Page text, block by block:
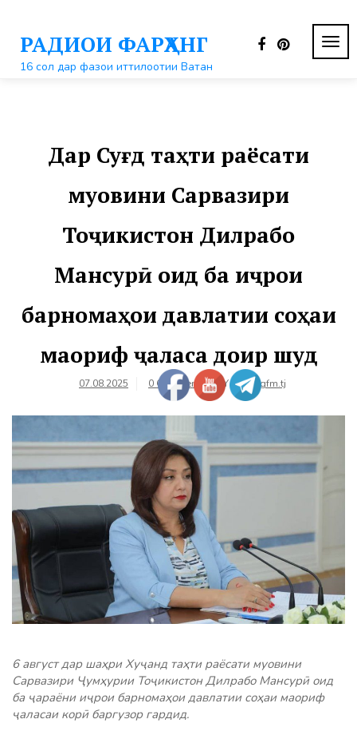
контентуРАДИОИ ФАРҲАНГ
16 сол дар фазои иттилоотии Ватан
Дар Суғд таҳти раёсати
муовини Сарвазири
Тоҷикистон Дилрабо
Мансурӣ оид ба иҷрои
барномаҳои давлатии соҳаи
маориф ҷаласа доир шуд
07.08.2025 0 Comments BY farhangfm.tj
6 август дар шаҳри Хуҷанд таҳти раёсати муовини
Сарвазири Ҷумҳурии Тоҷикистон Дилрабо Мансурӣ оид
ба ҷараёни иҷрои барномаҳои давлатии соҳаи маориф
ҷаласаи корӣ баргузор гардид.